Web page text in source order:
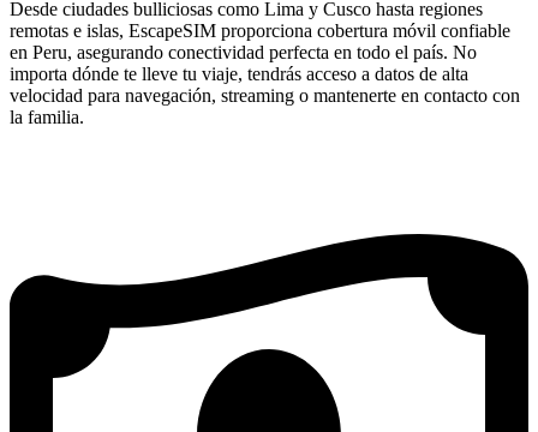
Desde ciudades bulliciosas como Lima y Cusco hasta regiones
remotas e islas, EscapeSIM proporciona cobertura móvil confiable
en Peru, asegurando conectividad perfecta en todo el país. No
importa dónde te lleve tu viaje, tendrás acceso a datos de alta
velocidad para navegación, streaming o mantenerte en contacto con
la familia.